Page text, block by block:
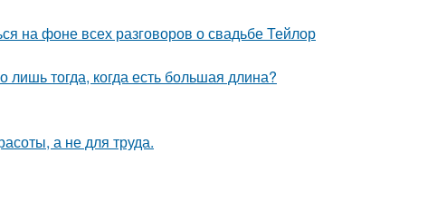
на фоне всех разговоров о свадьбе Тейлор
лишь тогда, когда есть большая длина?
а не для труда.